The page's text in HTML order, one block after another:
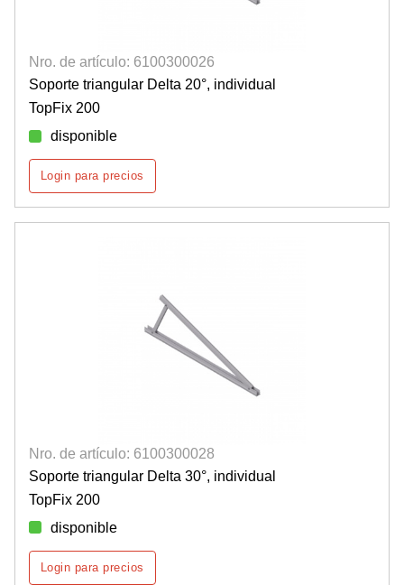
Nro. de artículo: 6100300026
Soporte triangular Delta 20°, individual
TopFix 200
disponible
Login para precios
Nro. de artículo: 6100300028
Soporte triangular Delta 30°, individual
TopFix 200
disponible
Login para precios